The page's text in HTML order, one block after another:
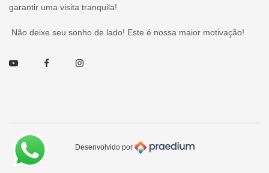
garantir uma visita tranquila!
Não deixe seu sonho de lado! Este é nossa maior motivação!
Youtube FacebookInstagram
Desenvolvido por